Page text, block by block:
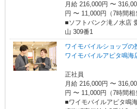
月給 216,000円 〜
円 〜 11,000円（7時間
外労働の有無にかかわら
給し、相当時間を超える
り追加で支給します。
験・能力による 【試用期間】月給 206311 円 〜
316000 円
■ソフトバンク滝ノ水店
山 309番1
ワイモバイルショップの
ワイモバイルアピタ鳴海
正社員
月給 216,000円 〜
円 〜 11,000円（7時間
外労働の有無にかかわら
■ワイモバイルアピタ鳴